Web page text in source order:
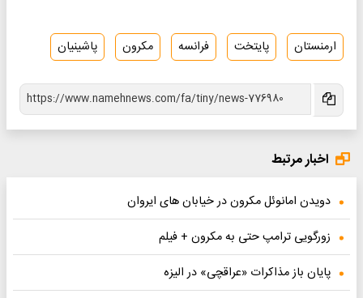
ارمنستان پایتخت فرانسه مکرون پاشینیان
اخبار مرتبط
دویدن امانوئل مکرون در خیابان های ایروان
زورگویی ترامپ حتی به مکرون + فیلم
پایان باز مذاکرات «عراقچی» در الیزه